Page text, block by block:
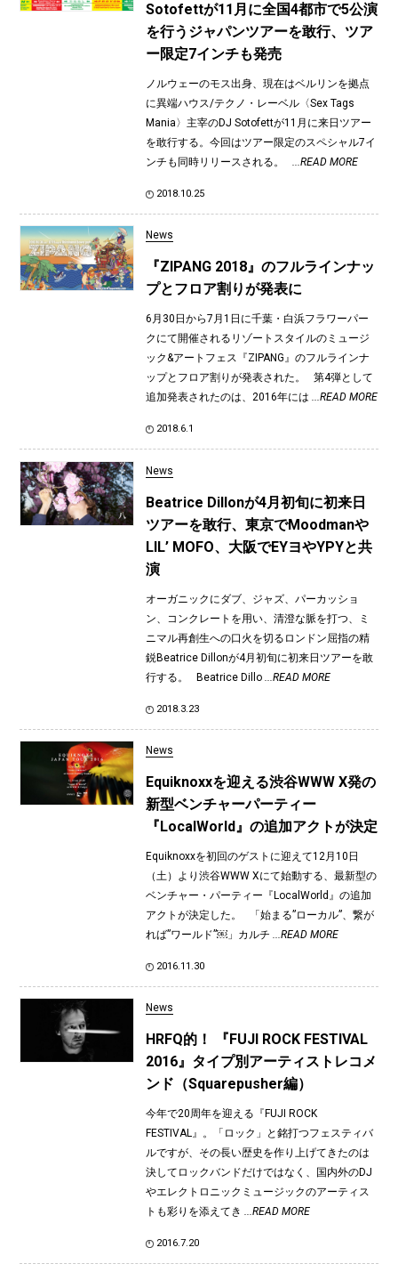
Sotofettが11月に全国4都市で5公演
を行うジャパンツアーを敢行、ツア
ー限定7インチも発売
ノルウェーのモス出身、現在はベルリンを拠点
に異端ハウス/テクノ・レーベル〈Sex Tags
Mania〉主宰のDJ Sotofettが11月に来日ツアー
を敢行する。今回はツアー限定のスペシャル7イ
ンチも同時リリースされる。 ...READ MORE
2018.10.25
News
『ZIPANG 2018』のフルラインナッ
プとフロア割りが発表に
6月30日から7月1日に千葉・白浜フラワーパー
クにて開催されるリゾートスタイルのミュージ
ック&アートフェス『ZIPANG』のフルラインナ
ップとフロア割りが発表された。 第4弾として
追加発表されたのは、2016年には ...READ MORE
2018.6.1
News
Beatrice Dillonが4月初旬に初来日
ツアーを敢行、東京でMoodmanや
LIL’ MOFO、大阪でEYヨやYPYと共
演
オーガニックにダブ、ジャズ、パーカッショ
ン、コンクレートを用い、清澄な脈を打つ、ミ
ニマル再創生への口火を切るロンドン屈指の精
鋭Beatrice Dillonが4月初旬に初来日ツアーを敢
行する。 Beatrice Dillo
...READ MORE
2018.3.23
News
Equiknoxxを迎える渋谷WWW X発の
新型ベンチャーパーティー
『LocalWorld』の追加アクトが決定
Equiknoxxを初回のゲストに迎えて12月10日
（土）より渋谷WWW Xにて始動する、最新型の
ベンチャー・パーティー『LocalWorld』の追加
アクトが決定した。 「始まる”ローカル”、繋が
れば”ワールド”￼」カルチ
...READ MORE
2016.11.30
News
HRFQ的！ 『FUJI ROCK FESTIVAL
2016』タイプ別アーティストレコメ
ンド（Squarepusher編）
今年で20周年を迎える『FUJI ROCK
FESTIVAL』。「ロック」と銘打つフェスティバ
ルですが、その長い歴史を作り上げてきたのは
決してロックバンドだけではなく、国内外のDJ
やエレクトロニックミュージックのアーティス
トも彩りを添えてき ...READ MORE
2016.7.20